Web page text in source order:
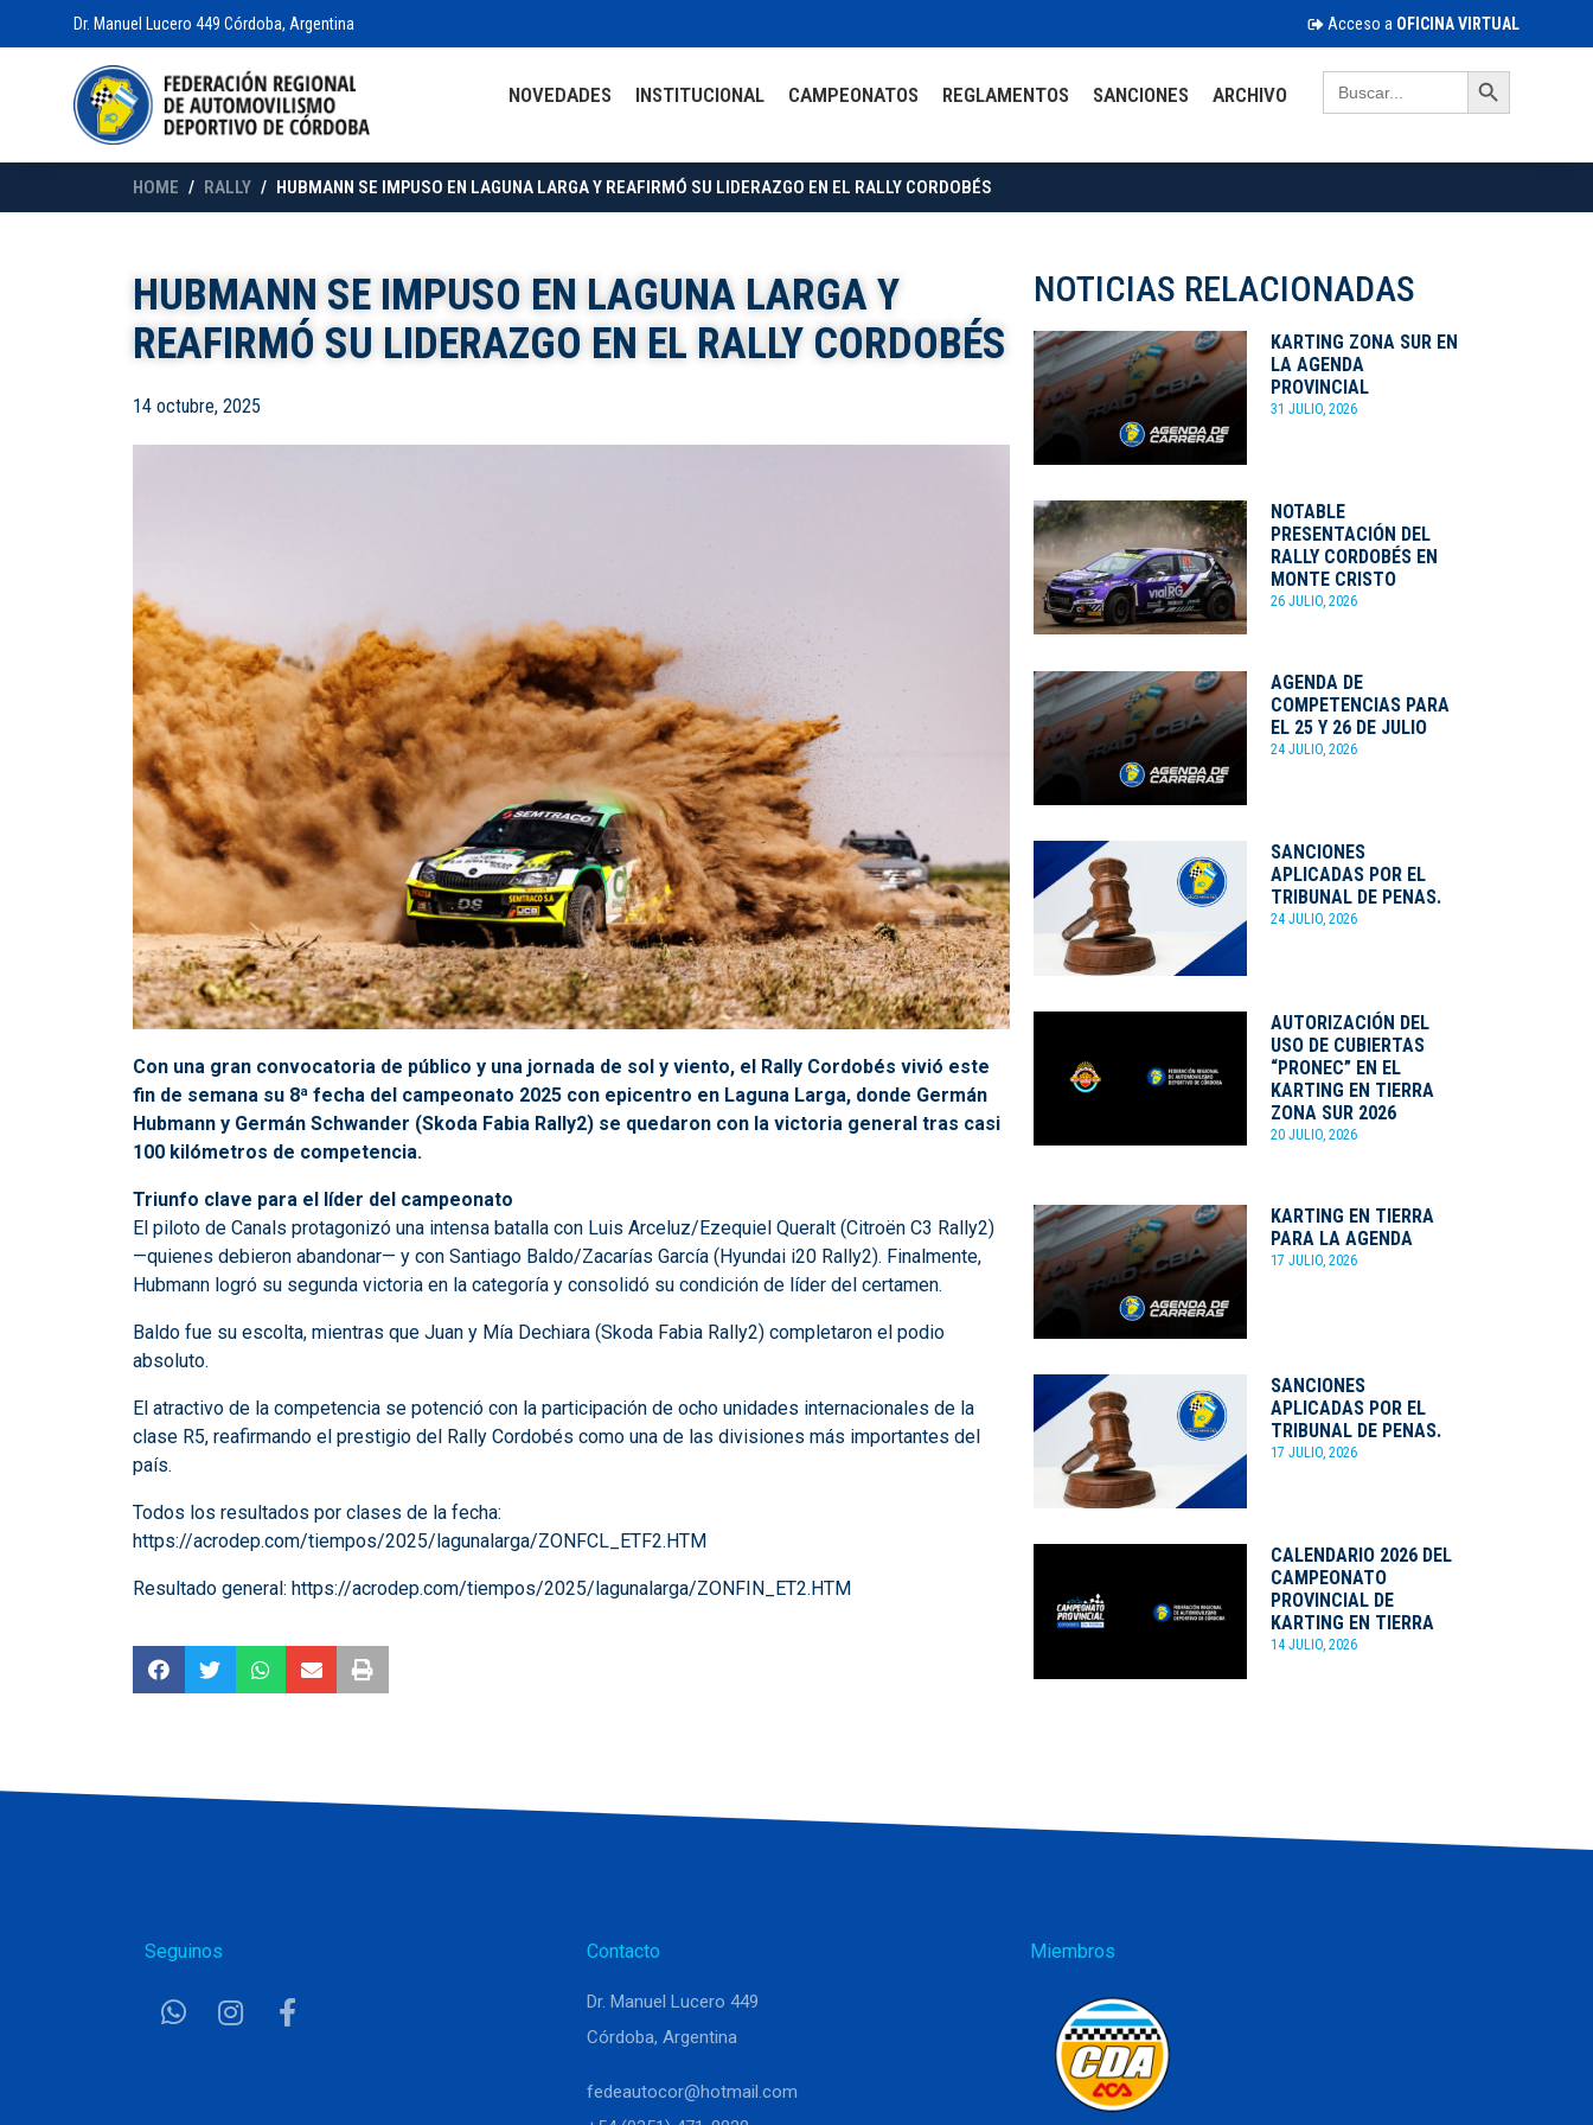
Dr. Manuel Lucero 449 Córdoba, Argentina Acceso a OFICINA VIRTUAL
NOVEDADES INSTITUCIONAL CAMPEONATOS REGLAMENTOS SANCIONES ARCHIVO
Search
for:
Search Button
HOME RALLY HUBMANN SE IMPUSO EN LAGUNA LARGA Y REAFIRMÓ SU LIDERAZGO EN EL RALLY CORDOBÉS
HUBMANN SE IMPUSO EN LAGUNA LARGA Y
REAFIRMÓ SU LIDERAZGO EN EL RALLY CORDOBÉS
14 octubre, 2025
Con una gran convocatoria de público y una jornada de sol y viento, el Rally Cordobés vivió este
fin de semana su 8ª fecha del campeonato 2025 con epicentro en Laguna Larga, donde Germán
Hubmann y Germán Schwander (Skoda Fabia Rally2) se quedaron con la victoria general tras casi
100 kilómetros de competencia.
Triunfo clave para el líder del campeonato
El piloto de Canals protagonizó una intensa batalla con Luis Arceluz/Ezequiel Queralt (Citroën C3 Rally2)
—quienes debieron abandonar— y con Santiago Baldo/Zacarías García (Hyundai i20 Rally2). Finalmente,
Hubmann logró su segunda victoria en la categoría y consolidó su condición de líder del certamen.
Baldo fue su escolta, mientras que Juan y Mía Dechiara (Skoda Fabia Rally2) completaron el podio
absoluto.
El atractivo de la competencia se potenció con la participación de ocho unidades internacionales de la
clase R5, reafirmando el prestigio del Rally Cordobés como una de las divisiones más importantes del
país.
Todos los resultados por clases de la fecha:
https://acrodep.com/tiempos/2025/lagunalarga/ZONFCL_ETF2.HTM
Resultado general: https://acrodep.com/tiempos/2025/lagunalarga/ZONFIN_ET2.HTM
NOTICIAS RELACIONADAS
KARTING ZONA SUR EN
LA AGENDA
PROVINCIAL
31 JULIO, 2026
NOTABLE
PRESENTACIÓN DEL
RALLY CORDOBÉS EN
MONTE CRISTO
26 JULIO, 2026
AGENDA DE
COMPETENCIAS PARA
EL 25 Y 26 DE JULIO
24 JULIO, 2026
SANCIONES
APLICADAS POR EL
TRIBUNAL DE PENAS.
24 JULIO, 2026
AUTORIZACIÓN DEL
USO DE CUBIERTAS
“PRONEC” EN EL
KARTING EN TIERRA
ZONA SUR 2026
20 JULIO, 2026
KARTING EN TIERRA
PARA LA AGENDA
17 JULIO, 2026
SANCIONES
APLICADAS POR EL
TRIBUNAL DE PENAS.
17 JULIO, 2026
CALENDARIO 2026 DEL
CAMPEONATO
PROVINCIAL DE
KARTING EN TIERRA
14 JULIO, 2026
Seguinos Contacto
Dr. Manuel Lucero 449
Córdoba, Argentina
fedeautocor@hotmail.com
Miembros